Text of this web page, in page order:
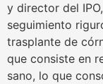
y director del
seguimiento
trasplante de
que consiste en
sano, lo que